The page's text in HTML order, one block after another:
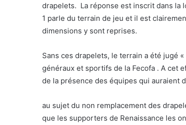
drapelets. La réponse est inscrit dans la
1 parle du terrain de jeu et il est
dimensions y sont reprises.
Sans ces drapelets, le terrain a été jugé
généraux et sportifs de la Fecofa . A cet
de la présence des équipes qui auraient
au sujet du non remplacement des
que les supporters de Renaissance les